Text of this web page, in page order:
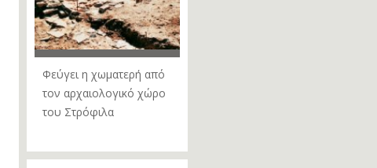
Φεύγει η χωματερή από
τον αρχαιολογικό χώρο
του Στρόφιλα